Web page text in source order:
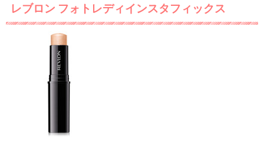
レブロン フォトレディインスタフィックス